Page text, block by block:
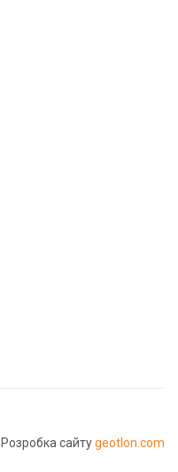
Розробка сайтуgeotlon.com